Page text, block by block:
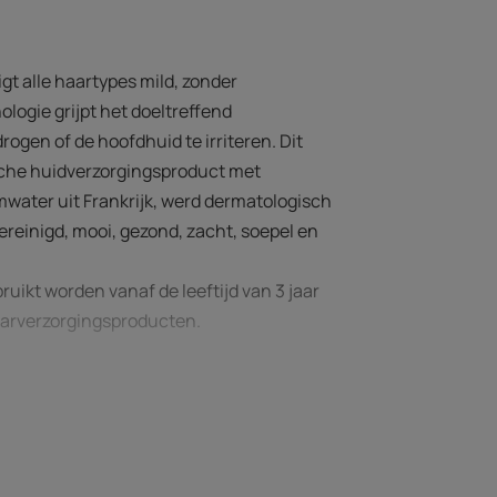
alle haartypes mild, zonder
grijpt het doeltreffend
of de hoofdhuid te irriteren. Dit
huidverzorgingsproduct met
uit Frankrijk, werd dermatologisch
mooi, gezond, zacht, soepel en
worden vanaf de leeftijd van 3 jaar
onzuiverheden (als gevolg van